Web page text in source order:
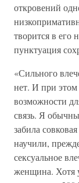
откровений
творится в его
пунктуация
«Сильного
нет. И при этом
возможности
связь. Я
забила
научили,
сексуальное
женщина. Хотя